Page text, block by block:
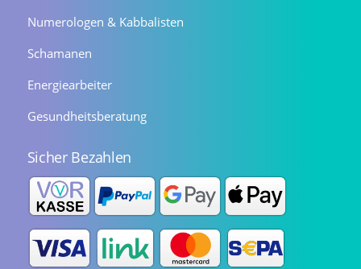
Numerologen & Kabbalisten
Schamanen
Energiearbeiter
Gesundheitsberatung
Sicher Bezahlen